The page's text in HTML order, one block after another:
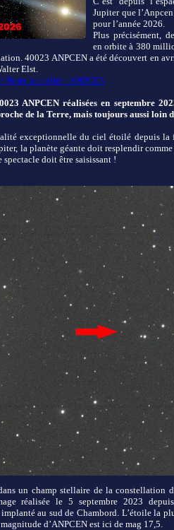
Jupiter que
pour l’année 2026.
Plus précisément,
en orbite à 380
40023 ANPCEN a été découvert en
Elst.
Notre actualité - ANPCEN
ANPCEN réalisées en septembre
de la Terre, mais toujours aussi loin
exceptionnelle du ciel étoilé depuis la
la planète géante doit resplendir
doit être saisissant !
un champ stellaire de la constellation
réalisée le 5 septembre 2023
au sud de Chambord. L’étoile la
d’ANPCEN est ici de mag 17,5.